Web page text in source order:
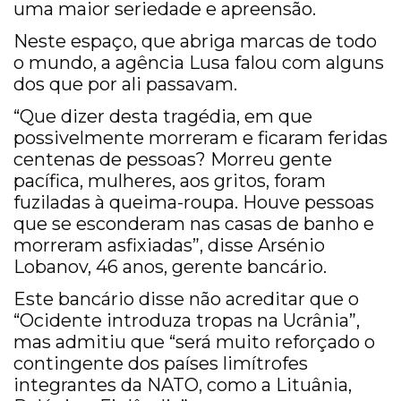
uma maior seriedade e apreensão.
Neste espaço, que abriga marcas de todo
o mundo, a agência Lusa falou com alguns
dos que por ali passavam.
“Que dizer desta tragédia, em que
possivelmente morreram e ficaram feridas
centenas de pessoas? Morreu gente
pacífica, mulheres, aos gritos, foram
fuziladas à queima-roupa. Houve pessoas
que se esconderam nas casas de banho e
morreram asfixiadas”, disse Arsénio
Lobanov, 46 anos, gerente bancário.
Este bancário disse não acreditar que o
“Ocidente introduza tropas na Ucrânia”,
mas admitiu que “será muito reforçado o
contingente dos países limítrofes
integrantes da NATO, como a Lituânia,